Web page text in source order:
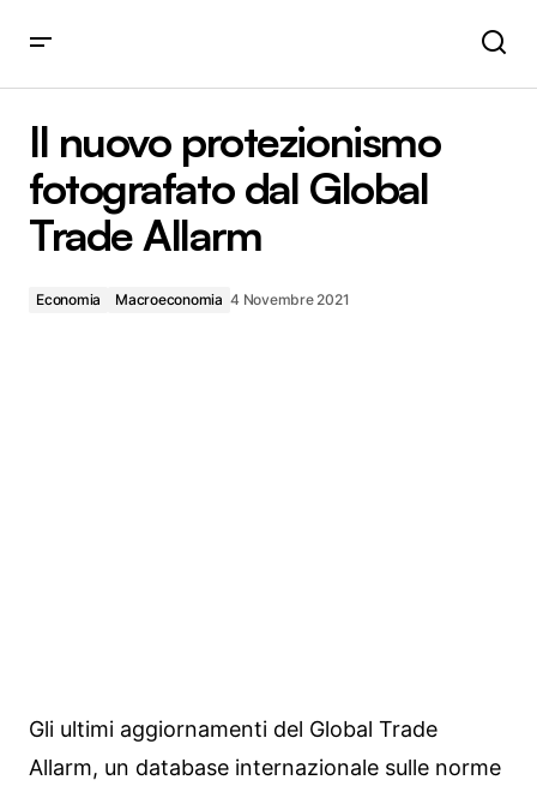
Il nuovo protezionismo
fotografato dal Global
Trade Allarm
Economia Macroeconomia 4 Novembre 2021
Gli ultimi aggiornamenti del Global Trade
Allarm, un database internazionale sulle norme